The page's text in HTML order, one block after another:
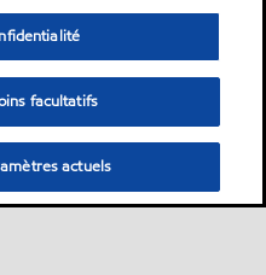
facultatifs
actuels